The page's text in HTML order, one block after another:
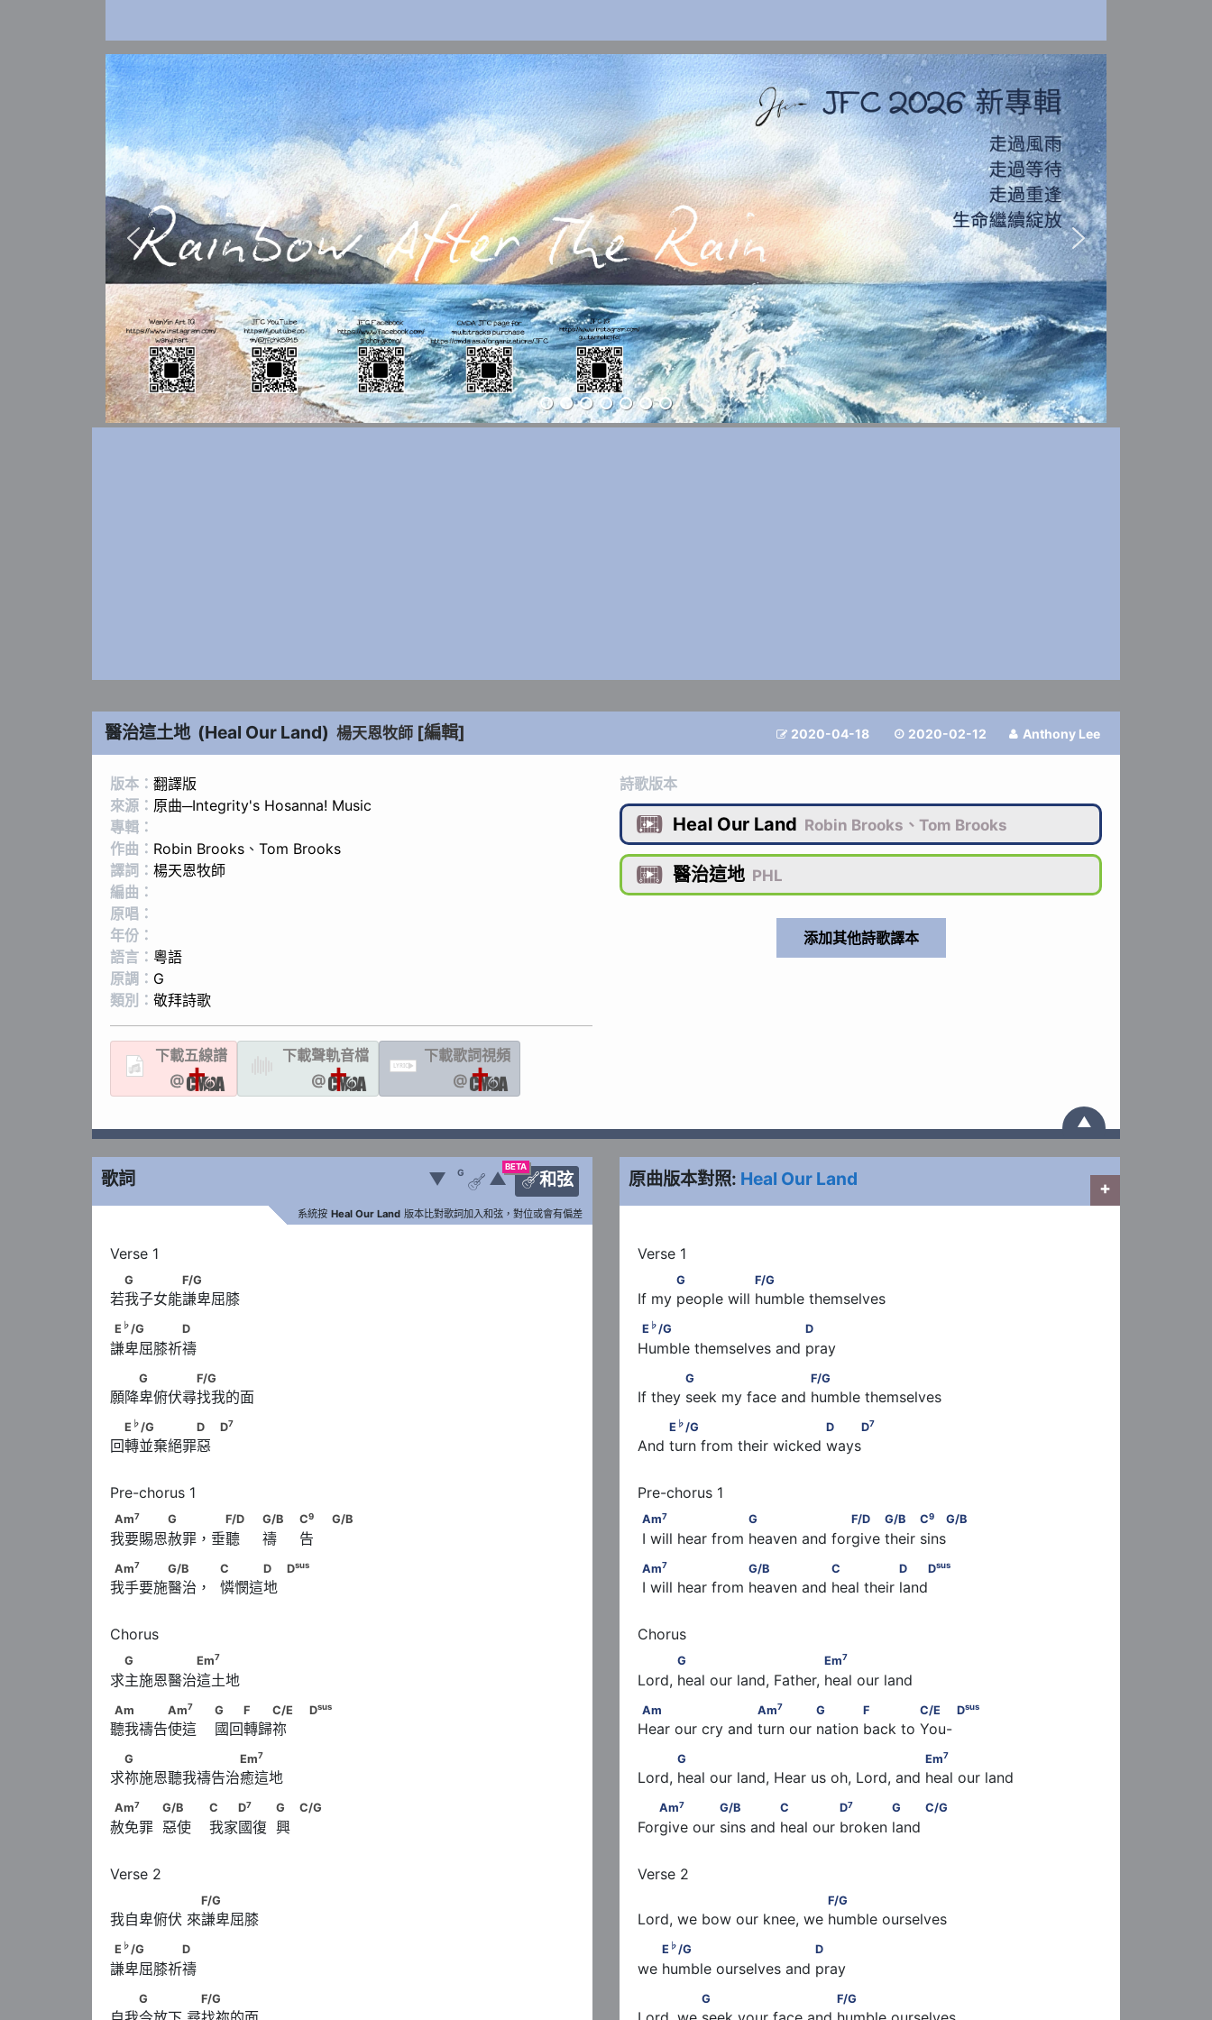
醫治這土地 (Heal Our Land) 楊天恩牧師 [編輯]  2020-04-18  2020-02-12  Anthony Lee
版本： 翻譯版
來源： 原曲─Integrity's Hosanna! Music
專輯：
作曲： Robin Brooks 、 Tom Brooks
譯詞： 楊天恩牧師
編曲：
原唱：
年份：
語言： 粵語
原調： G
類別： 敬拜詩歌
下載五線譜
@
下載聲軌音檔
@
LYRIC
下載歌詞視頻
@
詩歌版本
 Heal Our Land Robin Brooks、Tom Brooks
 醫治這地 PHL
▲
歌詞
BETA
和弦
▼ G
 ▲ 原曲版本對照: Heal Our Land +
系統按 Heal Our Land 版本比對歌詞加入和弦，對位或會有偏差
G　　　　F/G
G F/G
若我子女能謙卑屈膝
E♭/G　　　　　D
E ♭/G D
謙卑屈膝祈禱
G　　　　F/G
G F/G
願降卑俯伏尋找我的面
E ♭/G　　　　　D　            D
E ♭/G D D7
回轉並棄絕罪惡
Am7 G　　 　F/D　                              G/B
C
G/B
Am7 G F/D G/B C9 G/B
我要賜恩赦罪，垂聽     禱     告
Am7 G/B　　             C　　　D　            D
Am7 G/B C D Dsus
我手要施醫治，  憐憫這地
G　　　　　Em
G Em7
求主施恩醫治這土地
Am　　　　Am
7 G　　F　　C/E
Dsus
Am Am7 G F C/E Dsus
聽我禱告使這    國回轉歸祢
G　　　　　　　　Em
G Em7
求祢施恩聽我禱告治癒這地
Am7 G/B　　                        C　　D
C/G
Am7 G/B C D7 G C/G
赦免罪  惡使    我家國復  興
F/G
F/G
我自卑俯伏 來謙卑屈膝
E♭/G　　　　　D
E ♭/G D
謙卑屈膝祈禱
G　　　      　F/G
G F/G
G                 F/G
G F/G
If my people will humble themselves
E♭/G                           D
E ♭/G D
Humble themselves and pray
G                      F/G
G F/G
If they seek my face and humble themselves
E♭ /G                            D    D
E ♭/G D D7
And turn from their wicked ways
Am7 G                   F/D          G/B           C
Am7 G F/D G/B C9 G/B
I will hear from heaven and forgive their sins
Am7 G/B                C                D    D
Am7 G/B C D Dsus
I will hear from heaven and heal their land
G                            Em7
G Em7
Lord, heal our land, Father, heal our land
Am                      Am7 G            F             C/E          D
Am Am7 G F C/E Dsus
Hear our cry and turn our nation back to You-
G                                          Em
G Em7
Lord, heal our land, Hear us oh, Lord, and heal our land
Am7 G/B              C              D G          C/G
Am7 G/B C D7 G C/G
Forgive our sins and heal our broken land
F/G
Lord, we bow our knee, we humble ourselves
E♭ /G                          D
E ♭/G D
we humble ourselves and pray
G                        F/G
G F/G